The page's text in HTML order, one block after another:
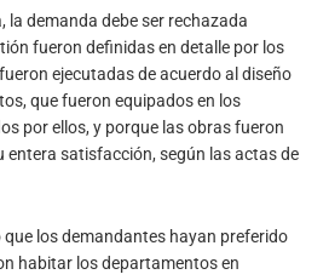
la demanda debe ser rechazada
fueron definidas en detalle por los
ejecutadas de acuerdo al diseño
que fueron equipados en los
por ellos, y porque las obras fueron
entera satisfacción, según las actas de
que los demandantes hayan preferido
habitar los departamentos en